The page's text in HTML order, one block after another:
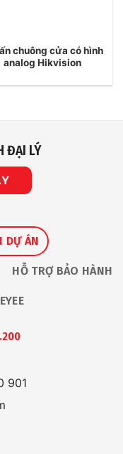
chuông cửa có hình
analog Hikvision
ĐẠI LÝ
DỰ ÁN
HỖ TRỢ BẢO HÀNH
901